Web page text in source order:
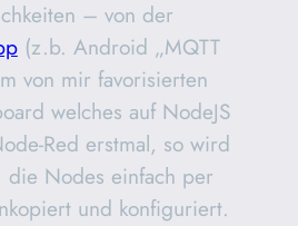
– von der
(z.b. Android „MQTT
von mir favorisierten
welches auf NodeJS
Red erstmal, so wird
die Nodes einfach per
und konfiguriert.